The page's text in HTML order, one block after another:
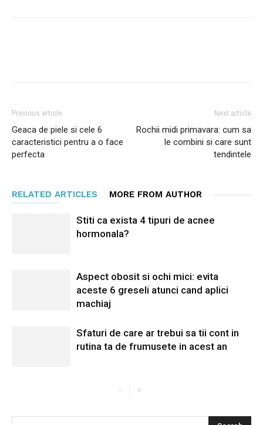
Previous article
Geaca de piele si cele 6
caracteristici pentru a o face
perfecta
Next article
Rochii midi primavara: cum sa
le combini si care sunt
tendintele
RELATED ARTICLES MORE FROM AUTHOR
Stiti ca exista 4 tipuri de acnee
hormonala?
Aspect obosit si ochi mici: evita
aceste 6 greseli atunci cand aplici
machiaj
Sfaturi de care ar trebui sa tii cont in
rutina ta de frumusete in acest an